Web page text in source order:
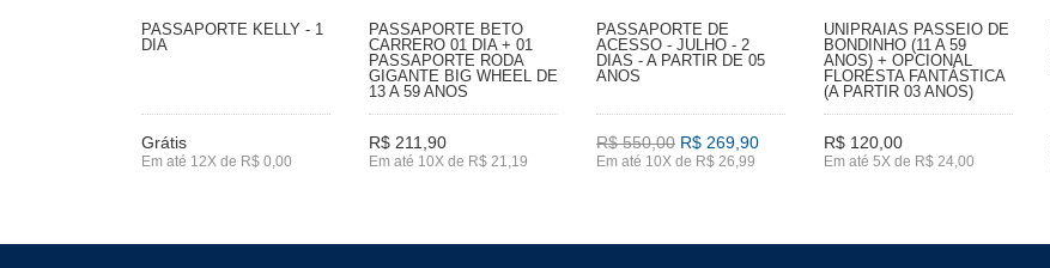
PASSAPORTE KELLY - 1
DIA
Grátis
Em até 12X de R$ 0,00
PASSAPORTE BETO
CARRERO 01 DIA + 01
PASSAPORTE RODA
GIGANTE BIG WHEEL DE
13 A 59 ANOS
R$ 211,90
Em até 10X de R$ 21,19
PASSAPORTE DE
ACESSO - JULHO - 2
DIAS - A PARTIR DE 05
ANOS
R$ 550,00 R$ 269,90
Em até 10X de R$ 26,99
UNIPRAIAS PASSEIO DE
BONDINHO (11 A 59
ANOS) + OPCIONAL
FLORESTA FANTÁSTICA
(A PARTIR 03 ANOS)
R$ 120,00
Em até 5X de R$ 24,00